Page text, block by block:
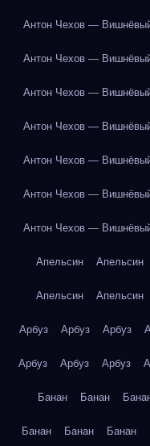
Антон Чехов —
Антон Чехов —
Антон Чехов —
Антон Чехов —
Антон Чехов —
Антон Чехов —
Антон Чехов —
Апельсин Апельсин
Апельсин Апельсин
Арбуз Арбуз Арбуз
Арбуз Арбуз Арбуз
Банан Банан
Банан Банан Банан